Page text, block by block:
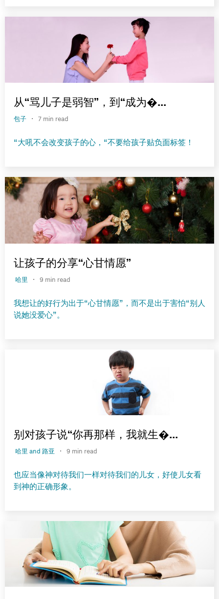
从“骂儿子是弱智”，到“成为�...
包子 · 7 min read
“大吼不会改变孩子的心，“不要给孩子贴负面标签！
让孩子的分享“心甘情愿”
哈里 · 9 min read
我想让的好行为出于“心甘情愿”，而不是出于害怕“别人
说她没爱心”。
别对孩子说“你再那样，我就生�...
哈里 and 路亚 · 9 min read
也应当像神对待我们一样对待我们的儿女，好使儿女看
到神的正确形象。